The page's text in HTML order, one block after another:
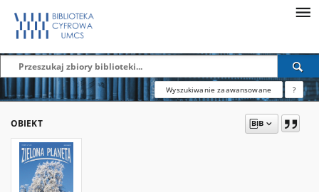
Wyszukiwanie zaawansowane ?
OBIEKT